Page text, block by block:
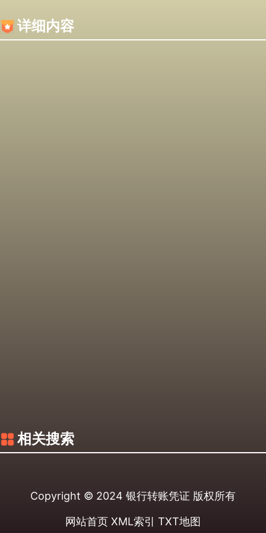
详细内容
相关搜索
Copyright © 2024 银行转账凭证 版权所有
网站首页 XML索引 TXT地图